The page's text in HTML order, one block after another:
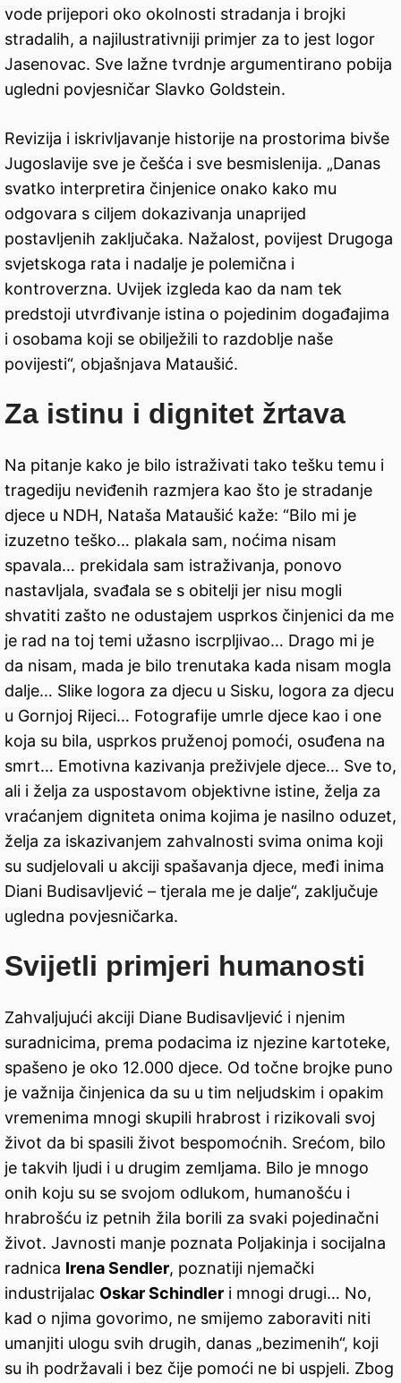
vode prijepori oko okolnosti stradanja i brojki
stradalih, a najilustrativniji primjer za to jest logor
Jasenovac. Sve lažne tvrdnje argumentirano pobija
ugledni povjesničar Slavko Goldstein.
Revizija i iskrivljavanje historije na prostorima bivše
Jugoslavije sve je češća i sve besmislenija. „Danas
svatko interpretira činjenice onako kako mu
odgovara s ciljem dokazivanja unaprijed
postavljenih zaključaka. Nažalost, povijest Drugoga
svjetskoga rata i nadalje je polemična i
kontroverzna. Uvijek izgleda kao da nam tek
predstoji utvrđivanje istina o pojedinim događajima
i osobama koji se obilježili to razdoblje naše
povijesti“, objašnjava Mataušić.
Za istinu i dignitet žrtava
Na pitanje kako je bilo istraživati tako tešku temu i
tragediju neviđenih razmjera kao što je stradanje
djece u NDH, Nataša Mataušić kaže: “Bilo mi je
izuzetno teško… plakala sam, noćima nisam
spavala… prekidala sam istraživanja, ponovo
nastavljala, svađala se s obitelji jer nisu mogli
shvatiti zašto ne odustajem usprkos činjenici da me
je rad na toj temi užasno iscrpljivao… Drago mi je
da nisam, mada je bilo trenutaka kada nisam mogla
dalje… Slike logora za djecu u Sisku, logora za djecu
u Gornjoj Rijeci… Fotografije umrle djece kao i one
koja su bila, usprkos pruženoj pomoći, osuđena na
smrt… Emotivna kazivanja preživjele djece… Sve to,
ali i želja za uspostavom objektivne istine, želja za
vraćanjem digniteta onima kojima je nasilno oduzet,
želja za iskazivanjem zahvalnosti svima onima koji
su sudjelovali u akciji spašavanja djece, međi inima
Diani Budisavljević – tjerala me je dalje“, zaključuje
ugledna povjesničarka.
Svijetli primjeri humanosti
Zahvaljujući akciji Diane Budisavljević i njenim
suradnicima, prema podacima iz njezine kartoteke,
spašeno je oko 12.000 djece. Od točne brojke puno
je važnija činjenica da su u tim neljudskim i opakim
vremenima mnogi skupili hrabrost i rizikovali svoj
život da bi spasili život bespomoćnih. Srećom, bilo
je takvih ljudi i u drugim zemljama. Bilo je mnogo
onih koju su se svojom odlukom, humanošću i
hrabrošću iz petnih žila borili za svaki pojedinačni
život. Javnosti manje poznata Poljakinja i socijalna
radnica Irena Sendler, poznatiji njemački
industrijalac Oskar Schindler i mnogi drugi… No,
kad o njima govorimo, ne smijemo zaboraviti niti
umanjiti ulogu svih drugih, danas „bezimenih“, koji
su ih podržavali i bez čije pomoći ne bi uspjeli. Zbog